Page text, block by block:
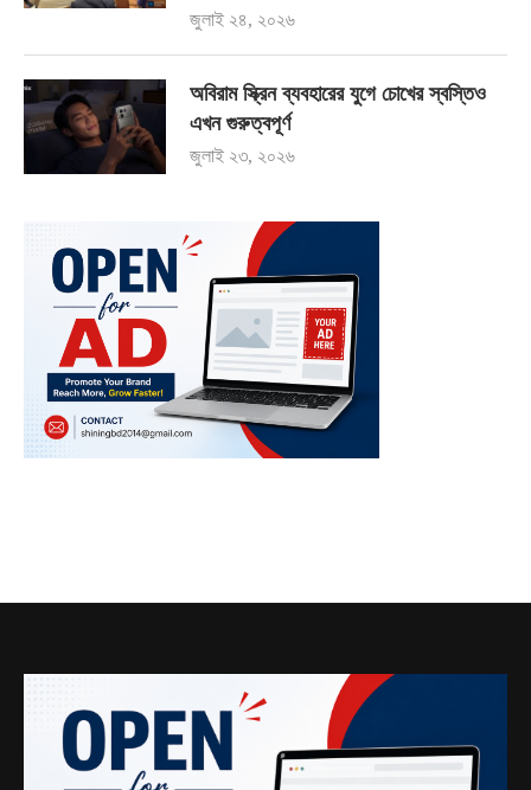
জুলাই ২৪, ২০২৬
অবিরাম স্ক্রিন ব্যবহারের যুগে চোখের স্বস্তিও
এখন গুরুত্বপূর্ণ
জুলাই ২৩, ২০২৬